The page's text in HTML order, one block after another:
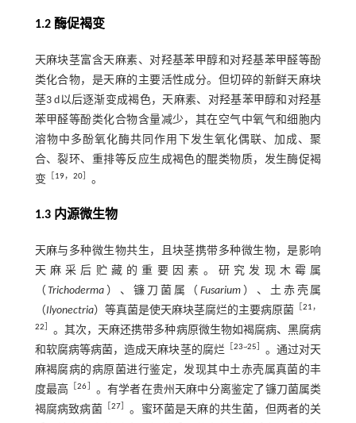
1.2 酶促褐变
天麻块茎富含天麻素、对羟基苯甲醇和对羟基苯甲醛等酚
类化合物，是天麻的主要活性成分。但切碎的新鲜天麻块
茎3 d以后逐渐变成褐色，天麻素、对羟基苯甲醇和对羟基
苯甲醛等酚类化合物含量减少，其在空气中氧气和细胞内
溶物中多酚氧化酶共同作用下发生氧化偶联、加成、聚
合、裂环、重排等反应生成褐色的醌类物质，发生酶促褐
变
19， 20］ 。
1.3 内源微生物
天麻与多种微生物共生，且块茎携带多种微生物，是影响
天麻采后贮藏的重要因素。研究发现木霉属
（Trichoderma ）、镰刀菌属（Fusarium ）、土赤壳属
（Ilyonectria）等真菌是使天麻块茎腐烂的主要病原菌 ［21，
22
。其次，天麻还携带多种病原微生物如褐腐病、黑腐病
和软腐病等病菌，造成天麻块茎的腐烂
23~25
。通过对天
麻褐腐病的病原菌进行鉴定，发现其中土赤壳属真菌的丰
度最高
［26
。有学者在贵州天麻中分离鉴定了镰刀菌属类
褐腐病致病菌［ 27］ 。蜜环菌是天麻的共生菌，但两者的关